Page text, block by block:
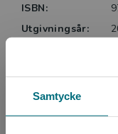
Samtycke
ISBN:
Utgivningsår:
Sidantal: